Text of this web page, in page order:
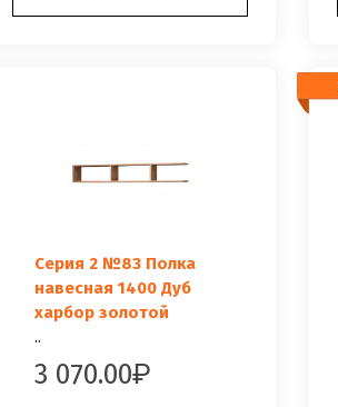
Серия 2 №83 Полка
навесная 1400 Дуб
харбор золотой
..
3 070.00